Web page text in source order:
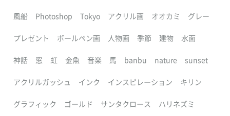
風船 Photoshop Tokyo アクリル画 オオカミ グレー
プレゼント ボールペン画 人物画 季節 建物 水面
神話 窓 虹 金魚 音楽 馬 banbu nature sunset
アクリルガッシュ インク インスピレーション キリン
グラフィック ゴールド サンタクロース ハリネズミ